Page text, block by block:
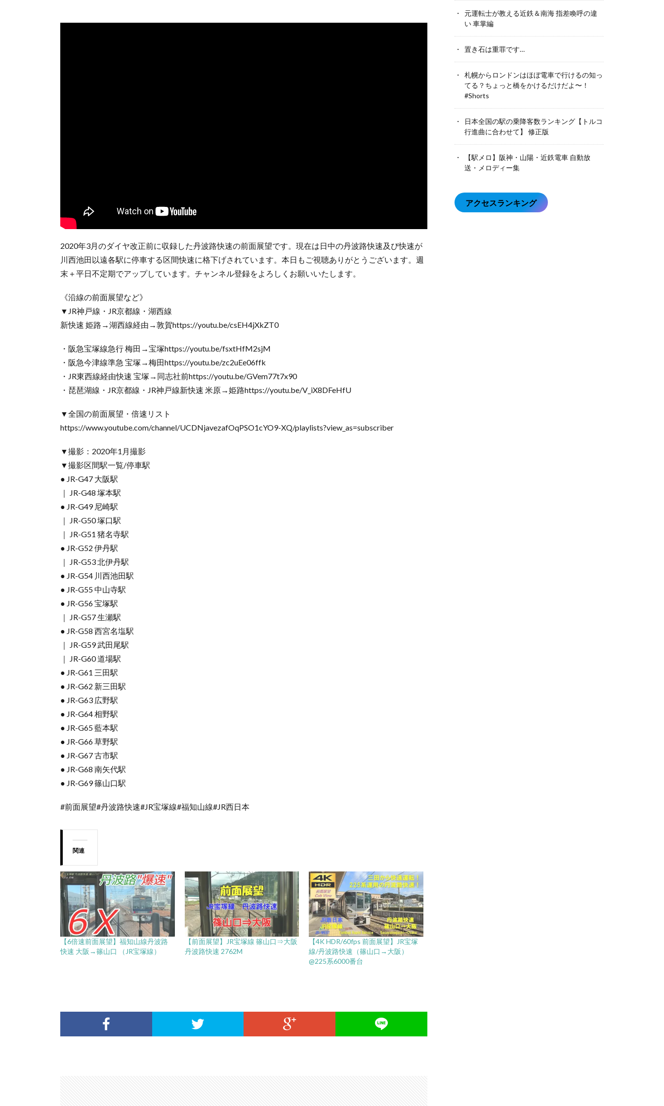
2020年3月のダイヤ改正前に収録した丹波路快速の前面展望です。現在は日中の丹波路快速及び快速が
川西池田以遠各駅に停車する区間快速に格下げされています。本日もご視聴ありがとうございます。週
末＋平日不定期でアップしています。チャンネル登録をよろしくお願いいたします。
《沿線の前面展望など》
▼JR神戸線・JR京都線・湖西線
新快速 姫路→湖西線経由→敦賀https://youtu.be/csEH4jXkZT0
・阪急宝塚線急行 梅田→宝塚https://youtu.be/fsxtHfM2sjM
・阪急今津線準急 宝塚→梅田https://youtu.be/zc2uEe06ffk
・JR東西線経由快速 宝塚→同志社前https://youtu.be/GVem77t7x90
・琵琶湖線・JR京都線・JR神戸線新快速 米原→姫路https://youtu.be/V_iX8DFeHfU
▼全国の前面展望・倍速リスト
https://www.youtube.com/channel/UCDNjavezafOqPSO1cYO9-XQ/playlists?view_as=subscriber
▼撮影：2020年1月撮影
▼撮影区間駅一覧/停車駅
● JR-G47 大阪駅
｜ JR-G48 塚本駅
● JR-G49 尼崎駅
｜ JR-G50 塚口駅
｜ JR-G51 猪名寺駅
● JR-G52 伊丹駅
｜ JR-G53 北伊丹駅
● JR-G54 川西池田駅
● JR-G55 中山寺駅
● JR-G56 宝塚駅
｜ JR-G57 生瀬駅
● JR-G58 西宮名塩駅
｜ JR-G59 武田尾駅
｜ JR-G60 道場駅
● JR-G61 三田駅
● JR-G62 新三田駅
● JR-G63 広野駅
● JR-G64 相野駅
● JR-G65 藍本駅
● JR-G66 草野駅
● JR-G67 古市駅
● JR-G68 南矢代駅
● JR-G69 篠山口駅
#前面展望#丹波路快速#JR宝塚線#福知山線#JR西日本
関連
【6倍速前面展望】福知山線丹波路
快速 大阪→篠山口 （JR宝塚線）
【前面展望】JR宝塚線 篠山口⇒大阪
丹波路快速 2762M
【4K HDR/60fps 前面展望】JR宝塚
線/丹波路快速（篠山口→大阪）
@225系6000番台
元運転士が教える近鉄＆南海 指差喚呼の違
い 車掌編
置き石は重罪です…
札幌からロンドンはほぼ電車で行けるの知っ
てる？ちょっと橋をかけるだけだよ〜！
#Shorts
日本全国の駅の乗降客数ランキング【トルコ
行進曲に合わせて】 修正版
【駅メロ】阪神・山陽・近鉄電車 自動放
送・メロディー集
アクセスランキング